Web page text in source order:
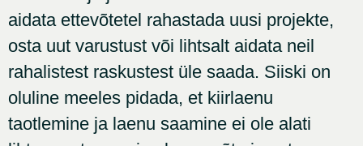
aidata ettevõtetel rahastada uusi projekte,
osta uut varustust või lihtsalt aidata neil
rahalistest raskustest üle saada. Siiski on
oluline meeles pidada, et kiirlaenu
taotlemine ja laenu saamine ei ole alati